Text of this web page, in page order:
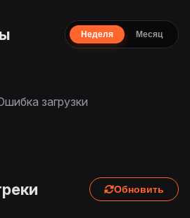
Неделя Месяц
загрузки
Обновить